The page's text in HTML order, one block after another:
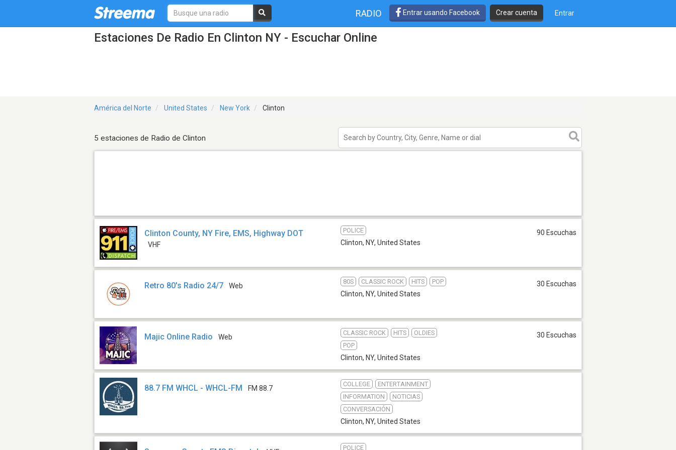
RADIO Entrar usando Facebook Crear cuenta Entrar
Estaciones De Radio En Clinton NY - Escuchar Online
América del Norte United States New York Clinton
5 estaciones de Radio de Clinton
Clinton County, NY Fire, EMS, Highway DOT
VHF
POLICE
Clinton, NY, United States
90 Escuchas
Retro 80's Radio 24/7 Web
80S CLASSIC ROCK HITS POP
Clinton, NY, United States
30 Escuchas
Majic Online Radio Web
CLASSIC ROCK HITS
OLDIES
POP
Clinton, NY, United States
30 Escuchas
88.7 FM WHCL - WHCL-FM FM 88.7
COLLEGE
ENTERTAINMENT
INFORMATION
NOTICIAS
CONVERSACIÓN
Clinton, NY, United States
POLICE